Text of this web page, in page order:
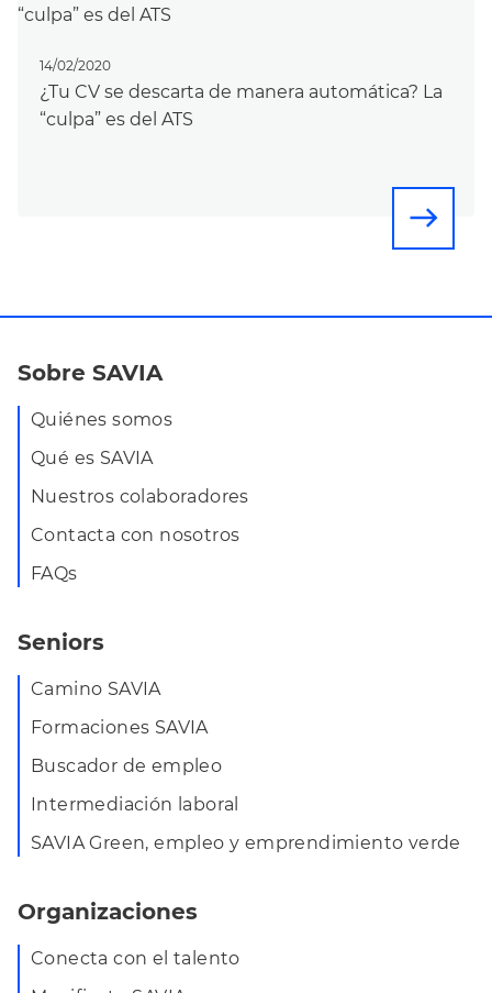
14/02/2020
¿Tu CV se descarta de manera automática? La
“culpa” es del ATS
east
Sobre SAVIA
Quiénes somos
Qué es SAVIA
Nuestros colaboradores
Contacta con nosotros
FAQs
Seniors
Camino SAVIA
Formaciones SAVIA
Buscador de empleo
Intermediación laboral
SAVIA Green, empleo y emprendimiento verde
Organizaciones
Conecta con el talento